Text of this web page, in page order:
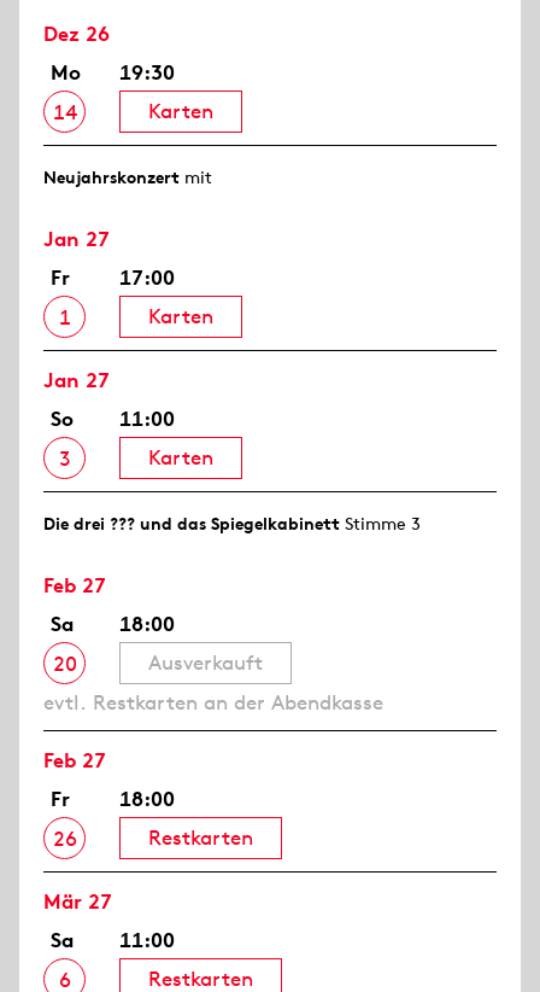
Dez 26
Mo
14
19:30
Karten
Neujahrs­konzert mit
Jan 27
Fr
1
17:00
Karten
Jan 27
So
3
11:00
Karten
Die drei ??? und das Spiegelkabinett Stimme 3
Feb 27
Sa
20
18:00
Ausverkauft
evtl. Restkarten an der Abendkasse
Feb 27
Fr
26
18:00
Restkarten
Mär 27
Sa
6
11:00
Restkarten